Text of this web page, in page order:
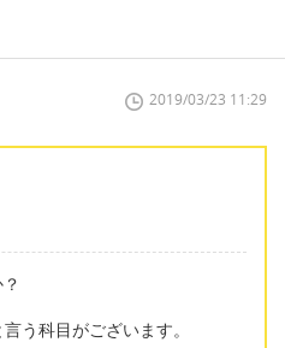
2019/03/23 11:29
う科目がございます。